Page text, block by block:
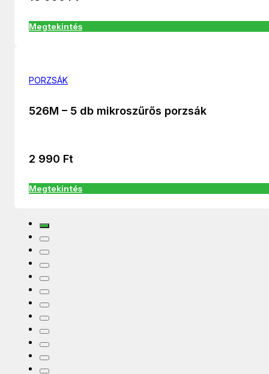
Megtekintés
PORZSÁK
526M – 5 db mikroszűrős porzsák
2 990 Ft
Megtekintés